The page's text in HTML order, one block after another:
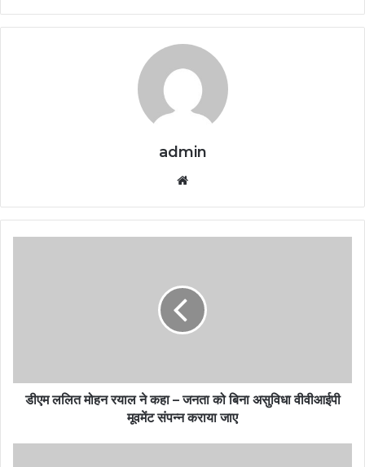
admin
डीएम ललित मोहन रयाल ने कहा – जनता को बिना असुविधा वीवीआईपी
मूवमेंट संपन्न कराया जाए